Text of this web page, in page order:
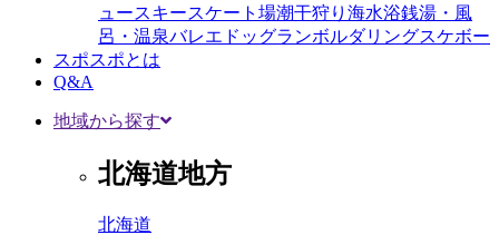
ュースキースケート場潮干狩り 海水浴銭湯・風
呂・温泉バレエ ドッグランボルダリングスケボー
スポスポとは
Q&A
地域から探す
北海道地方
北海道